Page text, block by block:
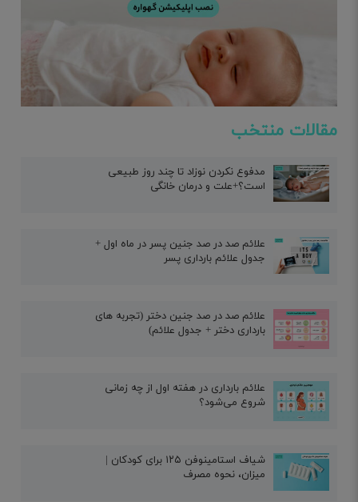
مقالات منتخب
مدفوع نکردن نوزاد تا چند روز طبیعی
است؟+علت و درمان خانگی
علائم صد در صد جنین پسر در ماه اول +
جدول علائم بارداری پسر
علائم صد در صد جنین دختر (تجربه های
بارداری دختر + جدول علائم)
علائم بارداری در هفته اول از چه زمانی
شروع می‌شود؟
شیاف استامینوفن ۱۲۵ برای کودکان |
میزان، نحوه مصرف